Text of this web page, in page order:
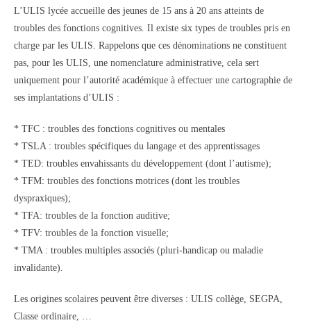
L’ULIS lycée accueille des jeunes de 15 ans à 20 ans atteints de
troubles des fonctions cognitives. Il existe six types de troubles pris en
charge par les ULIS. Rappelons que ces dénominations ne constituent
pas, pour les ULIS, une nomenclature administrative, cela sert
uniquement pour l’autorité académique à effectuer une cartographie de
ses implantations d’ULIS :
* TFC : troubles des fonctions cognitives ou mentales
* TSLA : troubles spécifiques du langage et des apprentissages
* TED: troubles envahissants du développement (dont l’autisme);
* TFM: troubles des fonctions motrices (dont les troubles
dyspraxiques);
* TFA: troubles de la fonction auditive;
* TFV: troubles de la fonction visuelle;
* TMA : troubles multiples associés (pluri-handicap ou maladie
invalidante).
Les origines scolaires peuvent être diverses : ULIS collège, SEGPA,
Classe ordinaire, …